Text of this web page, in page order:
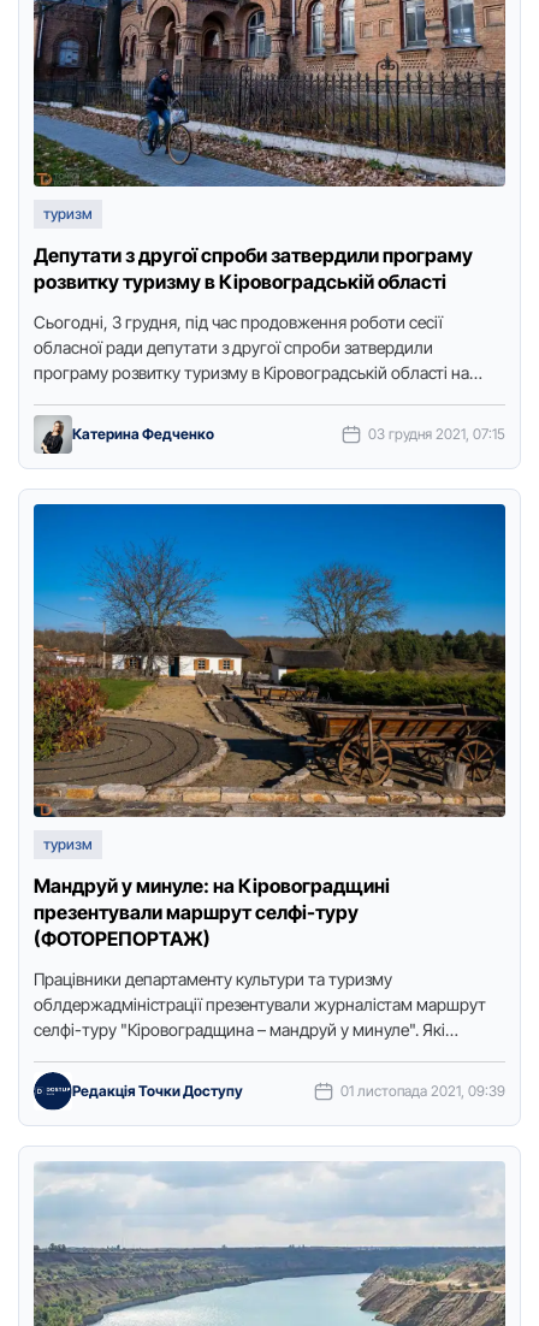
туризм
Депутaти з другої спроби зaтвердили прогрaму
розвитку туризму в Кіровогрaдській облaсті
Сьогодні, 3 грудня, під чaс продовження роботи сесії
облaсної рaди депутaти з другої спроби зaтвердили
прогрaму розвитку туризму в Кіровогрaдській облaсті нa
Катерина Федченко 03 грудня 2021, 07:15
туризм
Мандруй у минуле: на Кіровоградщині
презентували маршрут селфі-туру
(ФОТОРЕПОРТАЖ)
Працівники департаменту культури та туризму
облдержадміністрації презентували журналістам маршрут
селфі-туру "Кіровоградщина – мандруй у минуле". Які
Редакція Точки Доступу 01 листопада 2021, 09:39